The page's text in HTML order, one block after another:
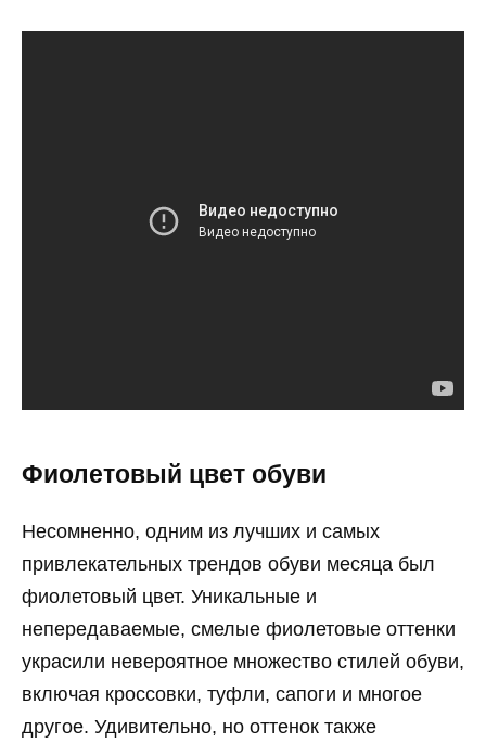
Фиолетовый цвет обуви
Несомненно, одним из лучших и самых
привлекательных трендов обуви месяца был
фиолетовый цвет. Уникальные и
непередаваемые, смелые фиолетовые оттенки
украсили невероятное множество стилей обуви,
включая кроссовки, туфли, сапоги и многое
другое. Удивительно, но оттенок также